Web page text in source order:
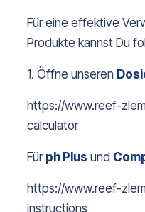
Für eine effektive
Produkte kannst Du
1. Öffne unseren
https://www.reef-
calculator
Für ph Plus und
https://www.reef-
instructions